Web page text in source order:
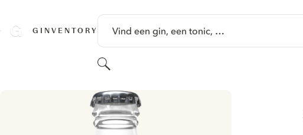
GINVENTORY Vind een gin, een tonic, …
Zoeken